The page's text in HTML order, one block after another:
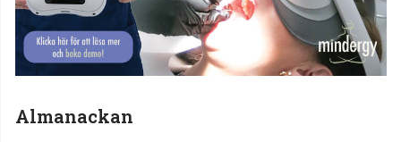
Almanackan